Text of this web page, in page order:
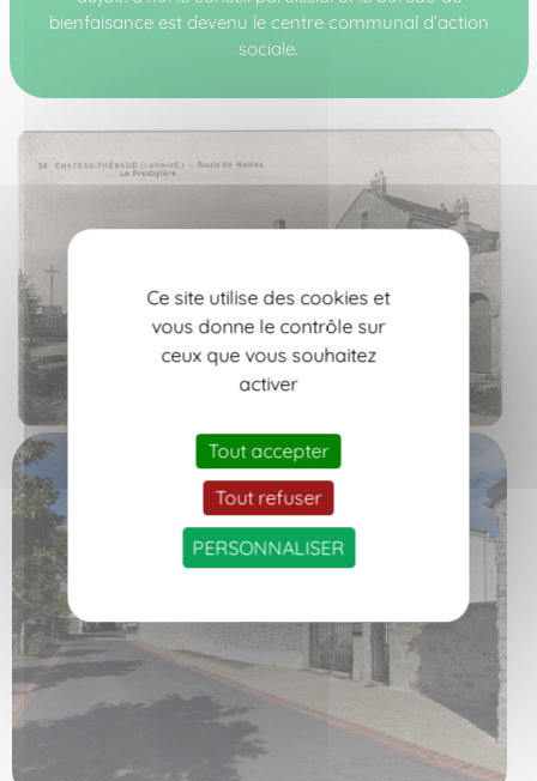
bienfaisance est devenu le centre communal d’action
sociale.
Ce site utilise des cookies et
vous donne le contrôle sur
ceux que vous souhaitez
activer
Tout accepter
Tout refuser
PERSONNALISER